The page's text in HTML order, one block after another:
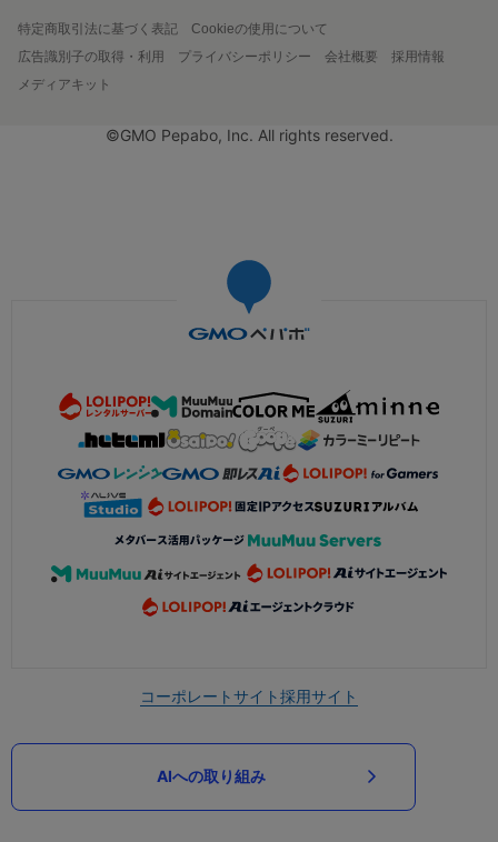
特定商取引法に基づく表記
Cookieの使用について
広告識別子の取得・利用
プライバシーポリシー 会社概要
採用情報
メディアキット
©GMO Pepabo, Inc. All rights reserved.
コーポレートサイト採用サイト
AIへの取り組み